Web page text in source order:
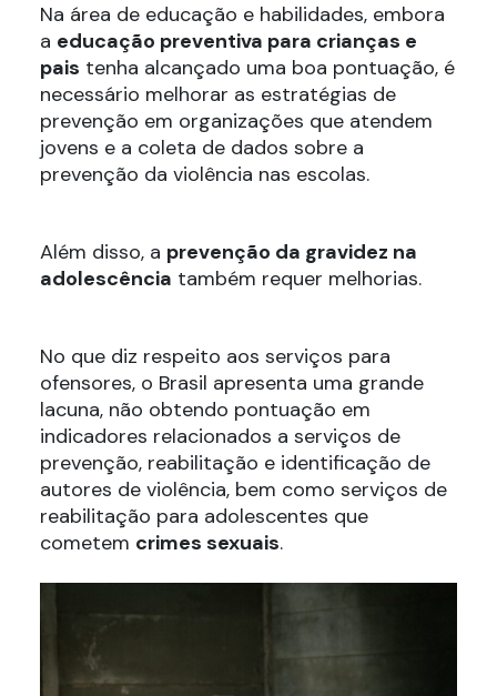
Na área de educação e habilidades, embora
a educação preventiva para crianças e
pais tenha alcançado uma boa pontuação, é
necessário melhorar as estratégias de
prevenção em organizações que atendem
jovens e a coleta de dados sobre a
prevenção da violência nas escolas.
Além disso, a prevenção da gravidez na
adolescência também requer melhorias.
No que diz respeito aos serviços para
ofensores, o Brasil apresenta uma grande
lacuna, não obtendo pontuação em
indicadores relacionados a serviços de
prevenção, reabilitação e identificação de
autores de violência, bem como serviços de
reabilitação para adolescentes que
cometem crimes sexuais.